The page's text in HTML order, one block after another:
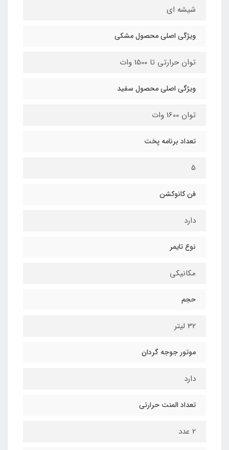
شیشه ای
ویژگی اصلی محصول مشکی
توان حرارتی تا 1500 وات
ویژگی اصلی محصول سفید
توان 1600 وات
تعداد برنامه پخت
5
فن کانوکشن
دارد
نوع تایمر
مکانیکی
حجم
32 لیتر
موتور جوجه گردان
دارد
تعداد المنت حرارتی
2 عدد